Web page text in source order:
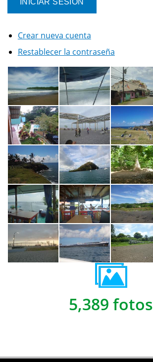
Crear nueva cuenta
Restablecer la contraseña
5,389 fotos